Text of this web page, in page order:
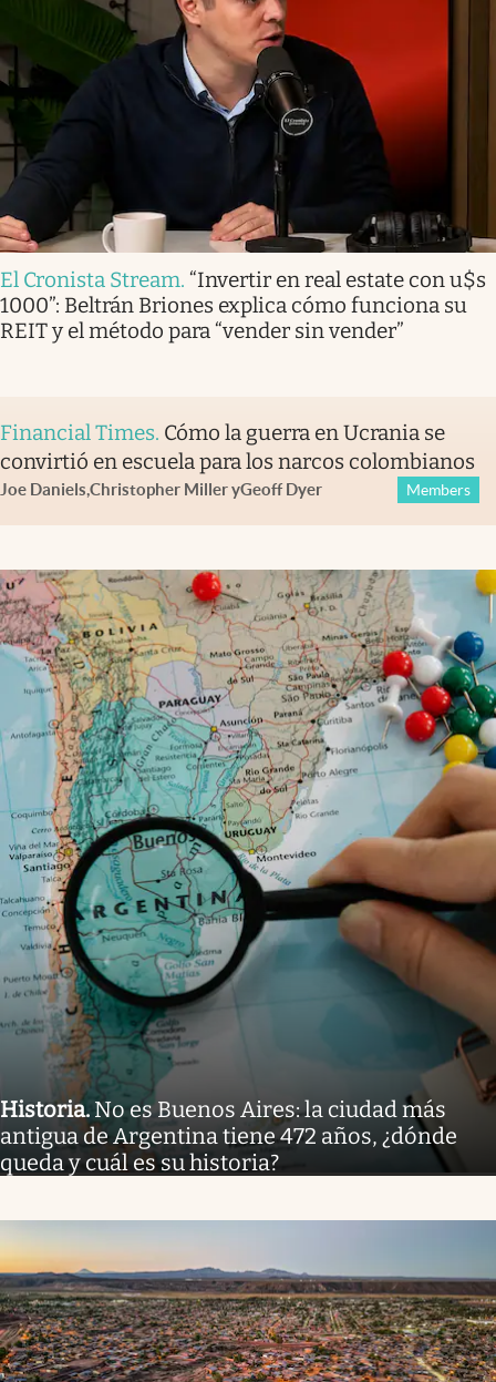
El Cronista Stream. “Invertir en real estate con u$s
1000”: Beltrán Briones explica cómo funciona su
REIT y el método para “vender sin vender”
Financial Times. Cómo la guerra en Ucrania se
convirtió en escuela para los narcos colombianos
Joe Daniels,Christopher MilleryGeoff Dyer Members
Historia. No es Buenos Aires: la ciudad más
antigua de Argentina tiene 472 años, ¿dónde
queda y cuál es su historia?